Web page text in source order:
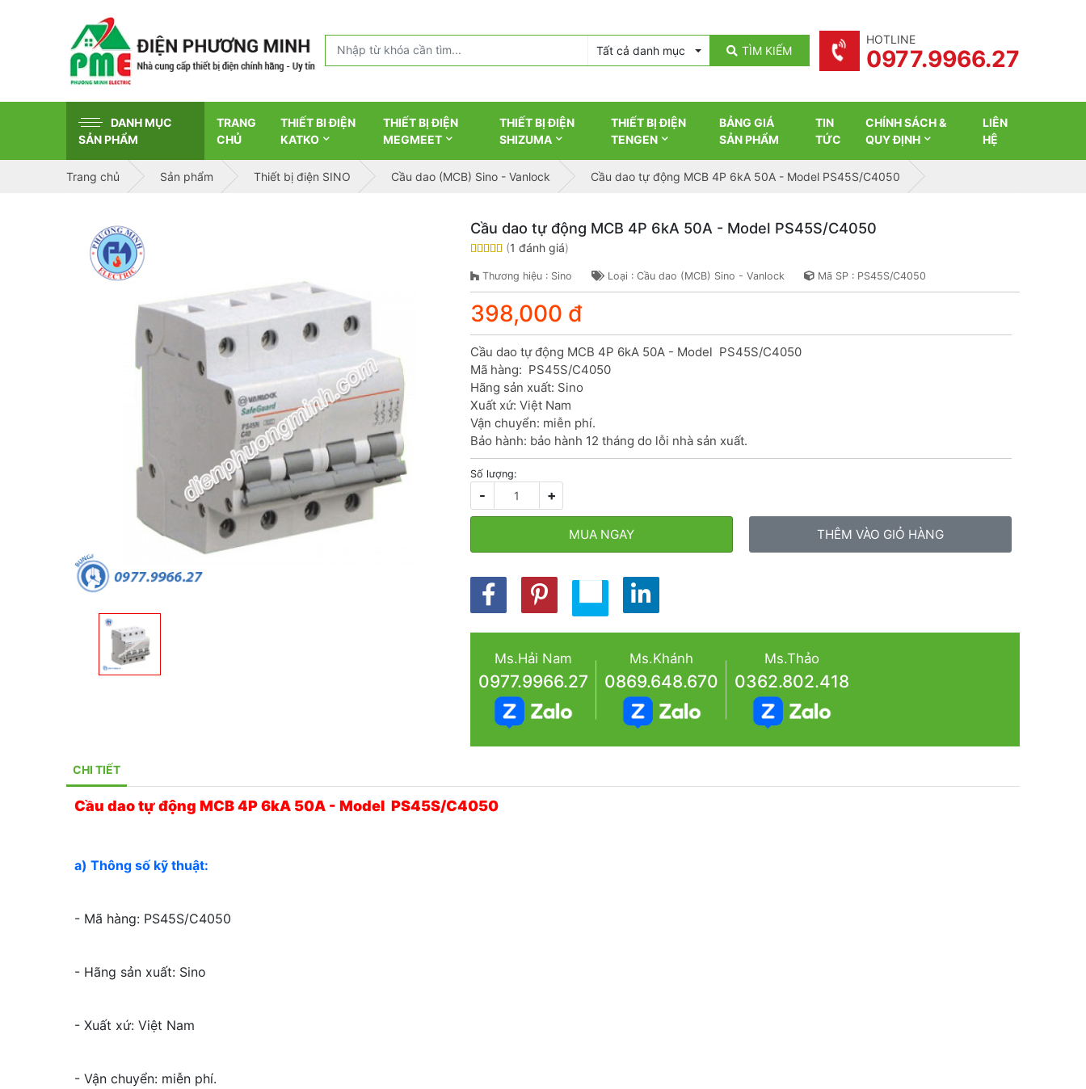
Tất cả danh mục TÌM KIẾM
HOTLINE
0977.9966.27
DANH MỤC
SẢN PHẨM
TRANG
CHỦ
THIẾT BI ĐIỆN
KATKO
THIẾT BỊ ĐIỆN
MEGMEET
THIẾT BỊ ĐIỆN
SHIZUMA
THIẾT BỊ ĐIỆN
TENGEN
BẢNG GIÁ
SẢN PHẨM
TIN
TỨC
CHÍNH SÁCH &
QUY ĐỊNH
LIÊN
HỆ
Trang chủ Sản phẩm Thiết bị điện SINO Cầu dao (MCB) Sino - Vanlock Cầu dao tự động MCB 4P 6kA 50A - Model PS45S/C4050
Cầu dao tự động MCB 4P 6kA 50A - Model PS45S/C4050
(1 đánh giá)
Thương hiệu : Sino Loại : Cầu dao (MCB) Sino - Vanlock Mã SP : PS45S/C4050
398,000 đ
Cầu dao tự động MCB 4P 6kA 50A - Model  PS45S/C4050
Mã hàng:  PS45S/C4050
Hãng sản xuất: Sino
Xuất xứ: Việt Nam
Vận chuyển: miễn phí.
Bảo hành: bảo hành 12 tháng do lỗi nhà sản xuất.
Số lượng:
- +
MUA NGAY THÊM VÀO GIỎ HÀNG
Ms.Hải Nam
0977.9966.27
Ms.Khánh
0869.648.670
Ms.Thảo
0362.802.418
CHI TIẾT
Cầu dao tự động MCB 4P 6kA 50A - Model PS45S/C4050
a) Thông số kỹ thuật:
- Mã hàng: PS45S/C4050
- Hãng sản xuất: Sino
- Xuất xứ: Việt Nam
- Vận chuyển: miễn phí.